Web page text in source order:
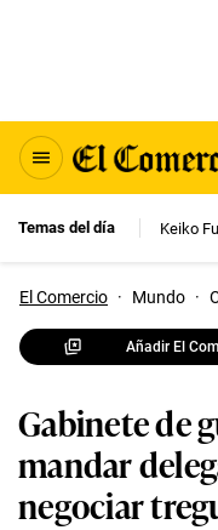
Temas del día Keiko
El Comercio · Mundo ·
Añadir El
Gabinete de
mandar
negociar